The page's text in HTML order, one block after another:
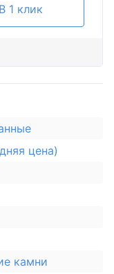
В 1 клик
цена)
камни